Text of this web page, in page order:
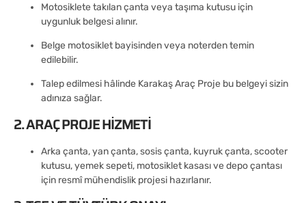
Motosiklete takılan çanta veya taşıma kutusu için
uygunluk belgesi alınır.
Belge motosiklet bayisinden veya noterden temin
edilebilir.
Talep edilmesi hâlinde Karakaş Araç Proje bu belgeyi sizin
adınıza sağlar.
2. ARAÇ PROJE HIZMETI
Arka çanta, yan çanta, sosis çanta, kuyruk çanta, scooter
kutusu, yemek sepeti, motosiklet kasası ve depo çantası
için resmî mühendislik projesi hazırlanır.